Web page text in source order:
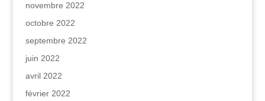
novembre 2022
octobre 2022
septembre 2022
juin 2022
avril 2022
février 2022